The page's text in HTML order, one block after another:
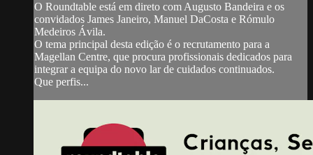
O Roundtable está em direto com Augusto Bandeira e os
convidados James Janeiro, Manuel DaCosta e Rómulo
Medeiros Ávila.
O tema principal desta edição é o recrutamento para a
Magellan Centre, que procura profissionais dedicados para
integrar a equipa do novo lar de cuidados continuados.
Que perfis...